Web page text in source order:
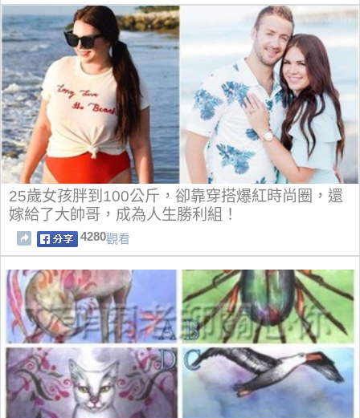
25歲女孩胖到100公斤，卻靠穿搭爆紅時尚圈，還
嫁給了大帥哥，成為人生勝利組！
4280觀看